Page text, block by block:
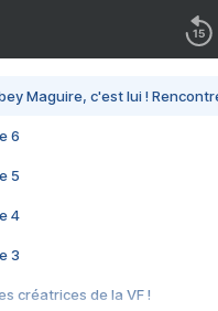
Maguire, c'est lui !
6
5
4
3
créatrices de la VF !